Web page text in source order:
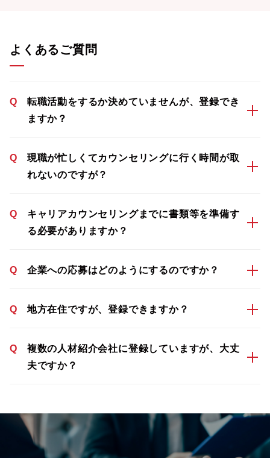
よくあるご質問
Q
転職活動をするか決めていませんが、登録でき
ますか？
Q
現職が忙しくてカウンセリングに行く時間が取
れないのですが？
Q
キャリアカウンセリングまでに書類等を準備す
る必要がありますか？
Q 企業への応募はどのようにするのですか？
Q 地方在住ですが、登録できますか？
Q
複数の人材紹介会社に登録していますが、大丈
夫ですか？